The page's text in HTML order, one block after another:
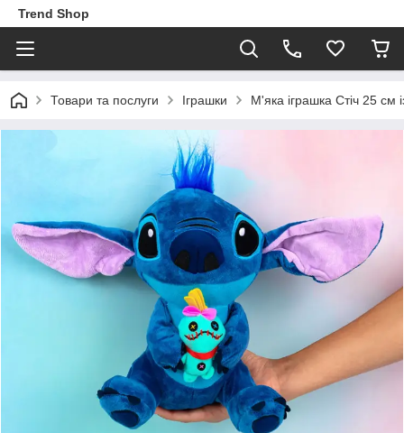
Trend Shop
Товари та послуги Іграшки М'яка іграшка Стіч 25 см